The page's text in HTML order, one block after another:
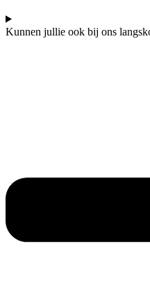
Kunnen jullie ook bij ons